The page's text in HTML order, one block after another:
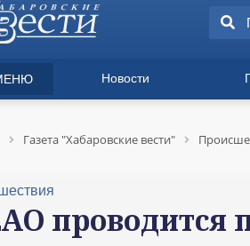
Новости
Происшествия
Политика
Газета "Хабаровские вести"
проводится